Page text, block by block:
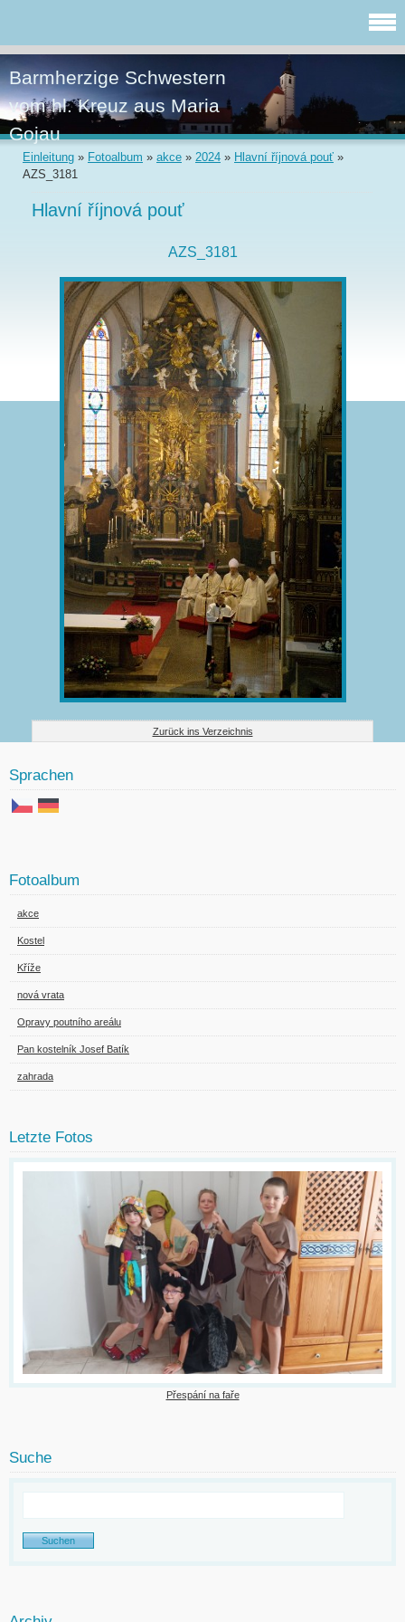
Barmherzige Schwestern
vom hl. Kreuz aus Maria
Gojau
Einleitung » Fotoalbum » akce » 2024 » Hlavní říjnová pouť »
AZS_3181
Hlavní říjnová pouť
AZS_3181
Zurück ins Verzeichnis
Sprachen
Fotoalbum
akce
Kostel
Kříže
nová vrata
Opravy poutního areálu
Pan kostelník Josef Batík
zahrada
Letzte Fotos
Přespání na faře
Suche